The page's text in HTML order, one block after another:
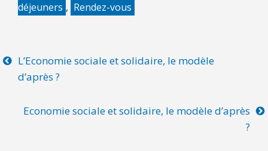
déjeuners , Rendez-vous
L’Economie sociale et solidaire, le modèle
d’après ?
Economie sociale et solidaire, le modèle d’après
?